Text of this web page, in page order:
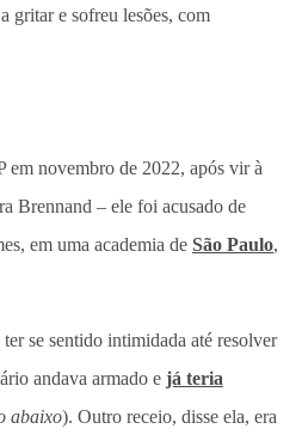
gritar e sofreu lesões, com
em novembro de 2022, após vir à
Brennand – ele foi acusado de
em uma academia de São Paulo,
se sentido intimidada até resolver
andava armado e já teria
abaixo). Outro receio, disse ela, era